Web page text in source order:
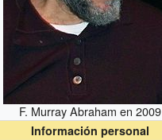
F. Murray Abraham en 2009
Información personal